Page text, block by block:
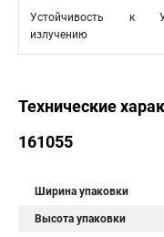
Устойчивость к
излучению
Технические
161055
Ширина упаковки
Высота упаковки